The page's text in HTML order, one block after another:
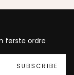
første ordre
SUBSCRIBE